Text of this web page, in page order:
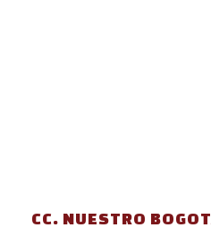
CC. NUESTRO